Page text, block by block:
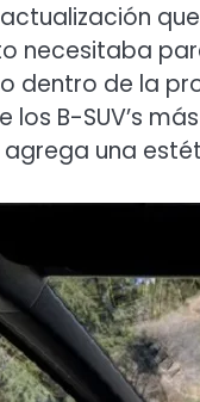
necesitaba
dentro de la
los B-SUV’s
agrega una